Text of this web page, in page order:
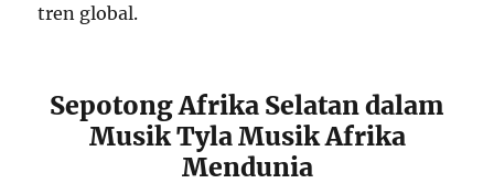
tren global.
Sepotong Afrika Selatan dalam
Musik Tyla Musik Afrika
Mendunia